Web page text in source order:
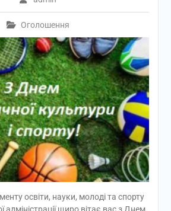
Оголошення
освіти, науки, молоді та спорту